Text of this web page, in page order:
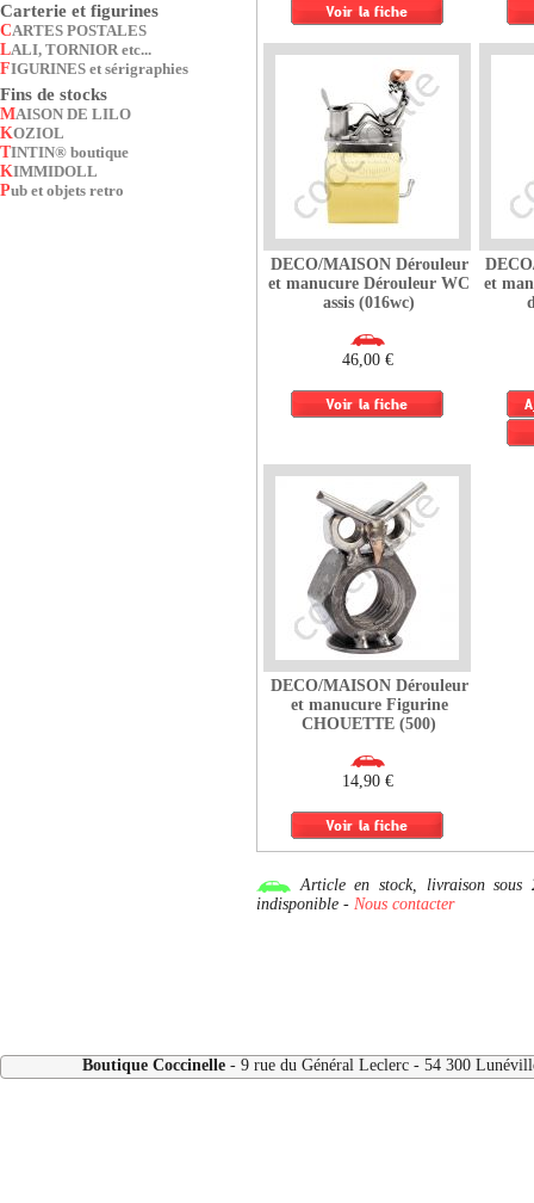
Carterie et figurines
CARTES POSTALES
LALI, TORNIOR etc...
FIGURINES et sérigraphies
Fins de stocks
MAISON DE LILO
KOZIOL
TINTIN® boutique
KIMMIDOLL
Pub et objets retro
DECO/MAISON Dérouleur
et manucure Dérouleur WC
assis (016wc)
46,00 €
et
DECO/MAISON Dérouleur
et manucure Figurine
CHOUETTE (500)
14,90 €
Article en stock, livraison
indisponible - Nous contacter
Boutique Coccinelle - 9 rue du Général Leclerc - 54 300